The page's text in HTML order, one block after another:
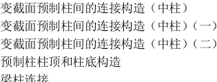
变截面预制柱间的连接构造（中柱）
变截面预制柱间的连接构造（中柱）（一）
变截面预制柱间的连接构造（中柱）（二）
预制柱柱顶和柱底构造